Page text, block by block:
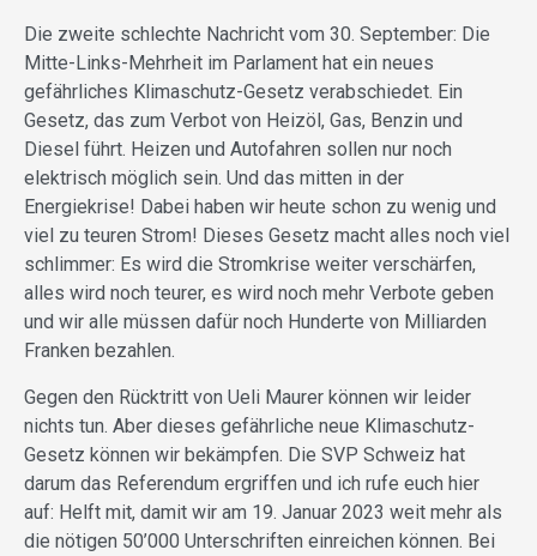
Die zweite schlechte Nachricht vom 30. September: Die
Mitte-Links-Mehrheit im Parlament hat ein neues
gefährliches Klimaschutz-Gesetz verabschiedet. Ein
Gesetz, das zum Verbot von Heizöl, Gas, Benzin und
Diesel führt. Heizen und Autofahren sollen nur noch
elektrisch möglich sein. Und das mitten in der
Energiekrise! Dabei haben wir heute schon zu wenig und
viel zu teuren Strom! Dieses Gesetz macht alles noch viel
schlimmer: Es wird die Stromkrise weiter verschärfen,
alles wird noch teurer, es wird noch mehr Verbote geben
und wir alle müssen dafür noch Hunderte von Milliarden
Franken bezahlen.
Gegen den Rücktritt von Ueli Maurer können wir leider
nichts tun. Aber dieses gefährliche neue Klimaschutz-
Gesetz können wir bekämpfen. Die SVP Schweiz hat
darum das Referendum ergriffen und ich rufe euch hier
auf: Helft mit, damit wir am 19. Januar 2023 weit mehr als
die nötigen 50’000 Unterschriften einreichen können. Bei